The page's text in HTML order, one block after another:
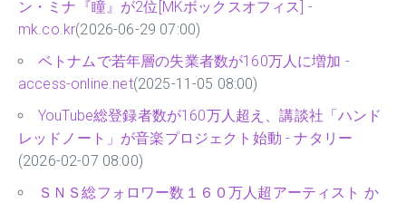
ン・ミナ『瞳』が2位[MKボックスオフィス] -
mk.co.kr(2026-06-29 07:00)
ベトナムで若年層の失業者数が160万人に増加 -
access-online.net(2025-11-05 08:00)
YouTube総登録者数が160万人超え、講談社「ハンド
レッドノート」が音楽プロジェクト始動 - ナタリー
(2026-02-07 08:00)
ＳＮＳ総フォロワー数１６０万人超アーティスト か